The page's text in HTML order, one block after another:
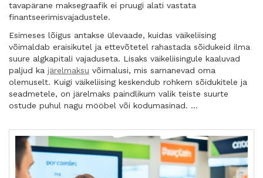
tavapärane maksegraafik ei pruugi alati vastata
finantseerimisvajadustele.
Esimeses lõigus antakse ülevaade, kuidas väikeliising
võimaldab eraisikutel ja ettevõtetel rahastada sõidukeid ilma
suure algkapitali vajaduseta. Lisaks väikeliisingule kaaluvad
paljud ka järelmaksu võimalusi, mis sarnanevad oma
olemuselt. Kuigi väikeliising keskendub rohkem sõidukitele ja
seadmetele, on järelmaks paindlikum valik teiste suurte
ostude puhul nagu mööbel või kodumasinad. …